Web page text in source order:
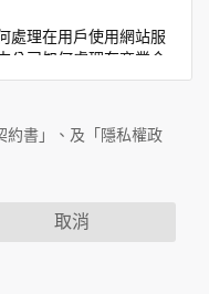
處理在用戶使用網站服
公司如何處理在商業合
資料。隱私權保護政策
廣告廠商連結，這些置
。對於您主動提供的個
個別的隱私權保護政
任意公開個人資料的行
約書」、及「隱私權政
取消